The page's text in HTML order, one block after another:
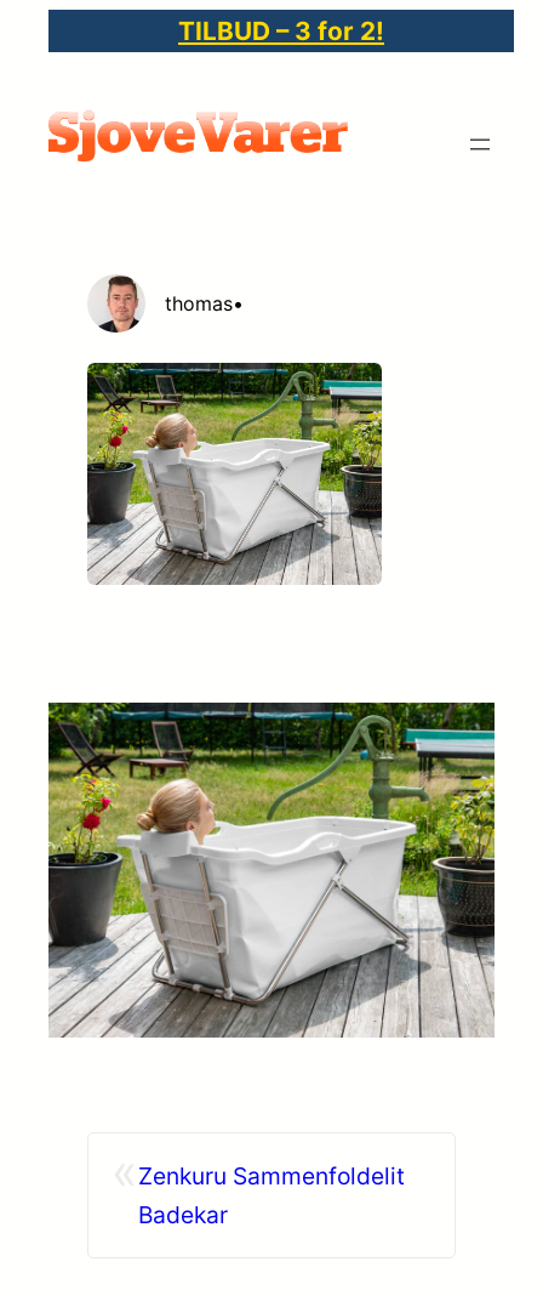
indhold
TILBUD – 3 for 2!
thomas•
Zenkuru Sammenfoldelit
Badekar